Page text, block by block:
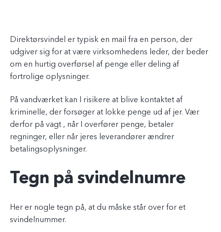
Direktørsvindel er typisk en mail fra en person, der
udgiver sig for at være virksomhedens leder, der beder
om en hurtig overførsel af penge eller deling af
fortrolige oplysninger.
På vandværket kan I risikere at blive kontaktet af
kriminelle, der forsøger at lokke penge ud af jer. Vær
derfor på vagt , når I overfører penge, betaler
regninger, eller når jeres leverandører ændrer
betalingsoplysninger.
Tegn på svindelnumre
Her er nogle tegn på, at du måske står over for et
svindelnummer.